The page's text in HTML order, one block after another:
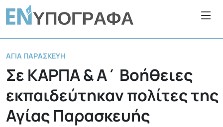
ΑΓΊΑ ΠΑΡΑΣΚΕΥΉ
Σε ΚΑΡΠΑ & Α΄ Βοήθειες
εκπαιδεύτηκαν πολίτες της
Αγίας Παρασκευής